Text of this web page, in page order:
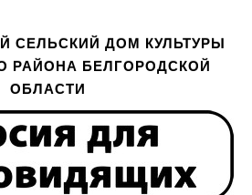
СЕЛЬСКИЙ ДОМ КУЛЬТУРЫ
РАЙОНА БЕЛГОРОДСКОЙ
ОБЛАСТИ